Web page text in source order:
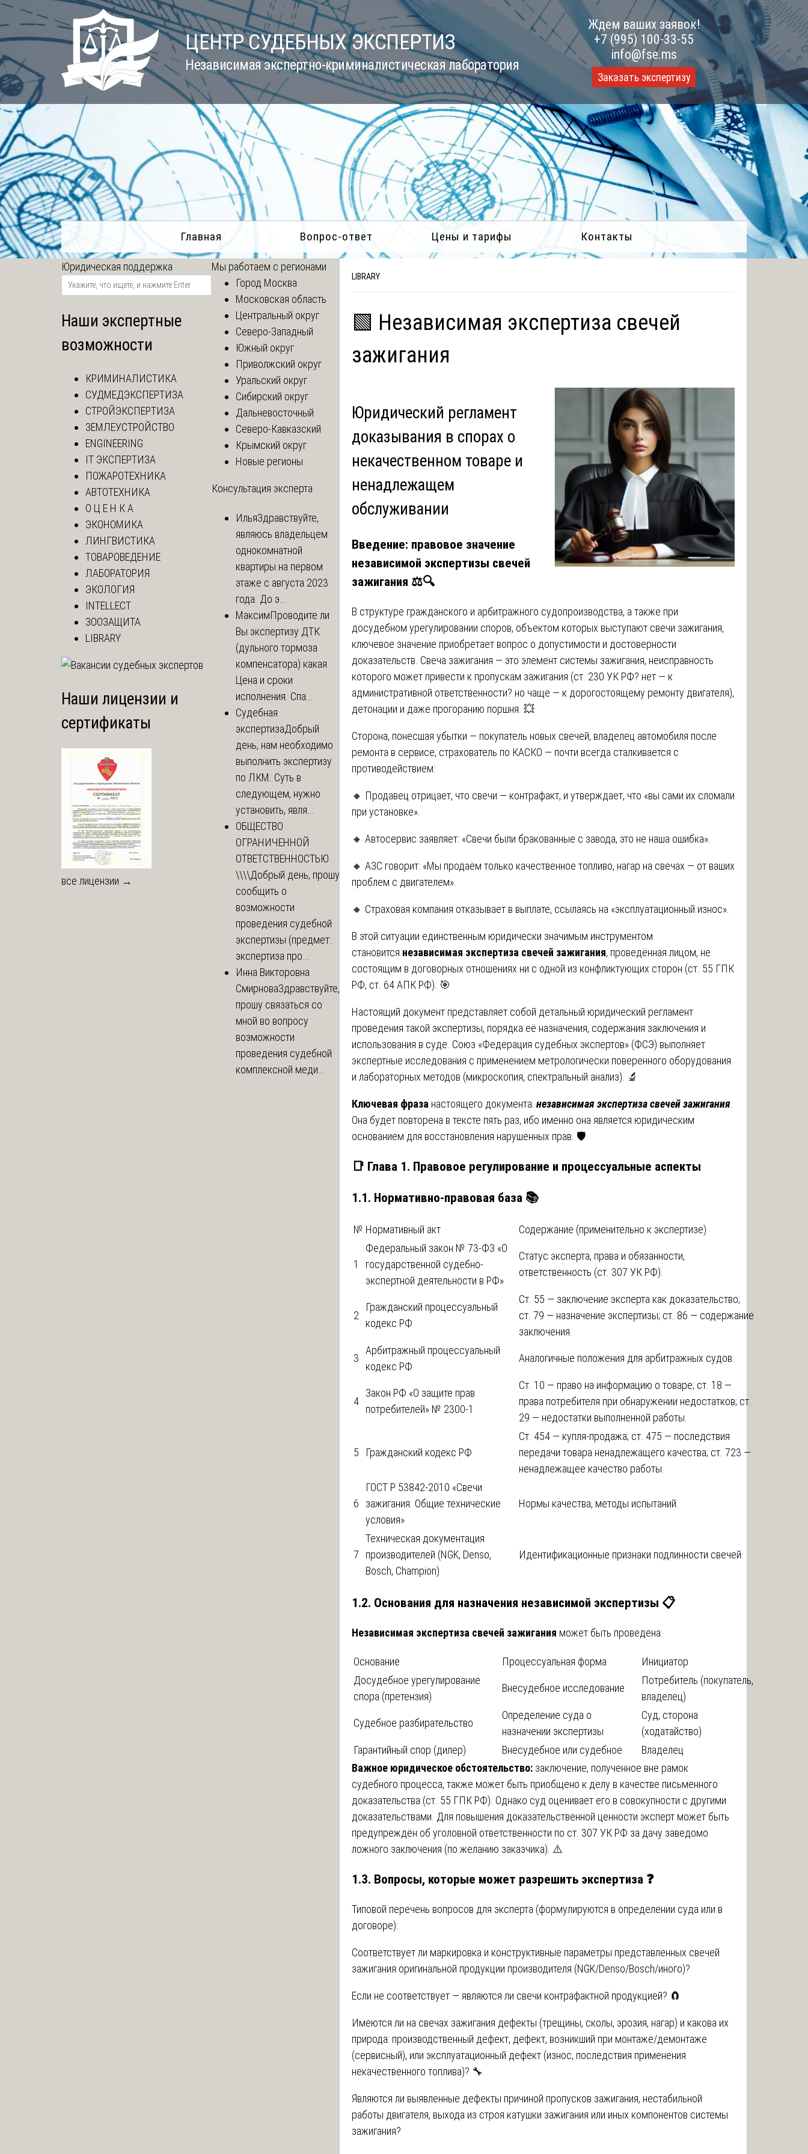
Skip
to
content
ЦЕНТР СУДЕБНЫХ ЭКСПЕРТИЗ
Независимая экспертно-криминалистическая лаборатория
Ждем ваших заявок!
+7 (995) 100-33-55
info@fse.ms
Заказать экспертизу
Главная Вопрос-ответ Цены и тарифы Контакты
LIBRARY
🟩 Независимая экспертиза свечей
зажигания
Юридический регламент
доказывания в спорах о
некачественном товаре и
ненадлежащем
обслуживании
Введение: правовое значение
независимой экспертизы свечей
зажигания ⚖️🔍
В структуре гражданского и арбитражного судопроизводства, а также при
досудебном урегулировании споров, объектом которых выступают свечи зажигания,
ключевое значение приобретает вопрос о допустимости и достоверности
доказательств. Свеча зажигания — это элемент системы зажигания, неисправность
которого может привести к пропускам зажигания (ст. 230 УК РФ? нет — к
административной ответственности? но чаще — к дорогостоящему ремонту двигателя),
детонации и даже прогоранию поршня. 💥
Сторона, понесшая убытки — покупатель новых свечей, владелец автомобиля после
ремонта в сервисе, страхователь по КАСКО — почти всегда сталкивается с
противодействием:
🔸 Продавец отрицает, что свечи — контрафакт, и утверждает, что «вы сами их сломали
при установке».
🔸 Автосервис заявляет: «Свечи были бракованные с завода, это не наша ошибка».
🔸 АЗС говорит: «Мы продаём только качественное топливо, нагар на свечах — от ваших
проблем с двигателем».
🔸 Страховая компания отказывает в выплате, ссылаясь на «эксплуатационный износ».
В этой ситуации единственным юридически значимым инструментом
становится независимая экспертиза свечей зажигания, проведённая лицом, не
состоящим в договорных отношениях ни с одной из конфликтующих сторон (ст. 55 ГПК
РФ, ст. 64 АПК РФ). 🎯
Настоящий документ представляет собой детальный юридический регламент
проведения такой экспертизы, порядка её назначения, содержания заключения и
использования в суде. Союз «Федерация судебных экспертов» (ФСЭ) выполняет
экспертные исследования с применением метрологически поверенного оборудования
и лабораторных методов (микроскопия, спектральный анализ). 🔬
Ключевая фраза настоящего документа: независимая экспертиза свечей зажигания
Она будет повторена в тексте пять раз, ибо именно она является юридическим
основанием для восстановления нарушенных прав. 🛡️
📑 Глава 1. Правовое регулирование и процессуальные аспекты
1.1. Нормативно-правовая база 📚
№ Нормативный акт Содержание (применительно к экспертизе)
1
Федеральный закон № 73-ФЗ «О
государственной судебно-
экспертной деятельности в РФ»
Статус эксперта, права и обязанности,
ответственность (ст. 307 УК РФ).
2
Гражданский процессуальный
кодекс РФ
Ст. 55 — заключение эксперта как доказательство;
ст. 79 — назначение экспертизы; ст. 86 — содержание
заключения.
3
Арбитражный процессуальный
кодекс РФ
Аналогичные положения для арбитражных судов.
4
Закон РФ «О защите прав
потребителей» № 2300-1
Ст. 10 — право на информацию о товаре; ст. 18 —
права потребителя при обнаружении недостатков; ст.
29 — недостатки выполненной работы.
5 Гражданский кодекс РФ
Ст. 454 — купля-продажа; ст. 475 — последствия
передачи товара ненадлежащего качества; ст. 723 —
ненадлежащее качество работы.
6
ГОСТ Р 53842-2010 «Свечи
зажигания. Общие технические
условия»
Нормы качества, методы испытаний.
7
Техническая документация
производителей (NGK, Denso,
Bosch, Champion)
Идентификационные признаки подлинности свечей.
1.2. Основания для назначения независимой экспертизы 📋
Независимая экспертиза свечей зажигания может быть проведена:
Основание Процессуальная форма
Инициатор
Досудебное урегулирование
спора (претензия)
Внесудебное исследование
Потребитель (покупатель,
владелец)
Судебное разбирательство
Определение суда о
назначении экспертизы
Суд, сторона
(ходатайство)
Гарантийный спор (дилер)
Внесудебное или судебное
Владелец
Важное юридическое обстоятельство: заключение, полученное вне рамок
судебного процесса, также может быть приобщено к делу в качестве письменного
доказательства (ст. 55 ГПК РФ). Однако суд оценивает его в совокупности с другими
доказательствами. Для повышения доказательственной ценности эксперт может быть
предупреждён об уголовной ответственности по ст. 307 УК РФ за дачу заведомо
ложного заключения (по желанию заказчика). ⚠️
1.3. Вопросы, которые может разрешить экспертиза ❓
Типовой перечень вопросов для эксперта (формулируются в определении суда или в
договоре):
Соответствует ли маркировка и конструктивные параметры представленных свечей
зажигания оригинальной продукции производителя (NGK/Denso/Bosch/иного)?
Если не соответствует — являются ли свечи контрафактной продукцией? 🧲
Имеются ли на свечах зажигания дефекты (трещины, сколы, эрозия, нагар) и какова их
природа: производственный дефект, дефект, возникший при монтаже/демонтаже
(сервисный), или эксплуатационный дефект (износ, последствия применения
некачественного топлива)? 🔧
Являются ли выявленные дефекты причиной пропусков зажигания, нестабильной
работы двигателя, выхода из строя катушки зажигания или иных компонентов системы
зажигания?
Юридическая поддержка
Наши экспертные
возможности
КРИМИНАЛИСТИКА
СУДМЕДЭКСПЕРТИЗА
СТРОЙЭКСПЕРТИЗА
ЗЕМЛЕУСТРОЙСТВО
ENGINEERING
IT ЭКСПЕРТИЗА
ПОЖАРОТЕХНИКА
АВТОТЕХНИКА
О Ц Е Н К А
ЭКОНОМИКА
ЛИНГВИСТИКА
ТОВАРОВЕДЕНИЕ
ЛАБОРАТОРИЯ
ЭКОЛОГИЯ
INTELLECT
ЗООЗАЩИТА
LIBRARY
Наши лицензии и
сертификаты
все лицензии →
Мы работаем с регионами
Город Москва
Московская область
Центральный округ
Северо-Западный
Южный округ
Приволжский округ
Уральский округ
Сибирский округ
Дальневосточный
Северо-Кавказский
Крымский округ
Новые регионы
Консультация эксперта
ИльяЗдравствуйте,
являюсь владельцем
однокомнатной
квартиры на первом
этаже с августа 2023
года. До э...
МаксимПроводите ли
Вы экспертизу ДТК
(дульного тормоза
компенсатора) какая
Цена и сроки
исполнения. Спа...
Судебная
экспертизаДобрый
день, нам необходимо
выполнить экспертизу
по ЛКМ. Суть в
следующем, нужно
установить, явля...
ОБЩЕСТВО
ОГРАНИЧЕННОЙ
ОТВЕТСТВЕННОСТЬЮ
\\\\Добрый день, прошу
сообщить о
возможности
проведения судебной
экспертизы (предмет:
экспертиза про...
Инна Викторовна
СмирноваЗдравствуйте,
прошу связаться со
мной во вопросу
возможности
проведения судебной
комплексной меди...